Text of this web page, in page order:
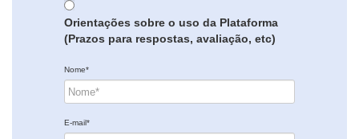
Orientações sobre o uso da Plataforma
(Prazos para respostas, avaliação, etc)
Nome*
E-mail*